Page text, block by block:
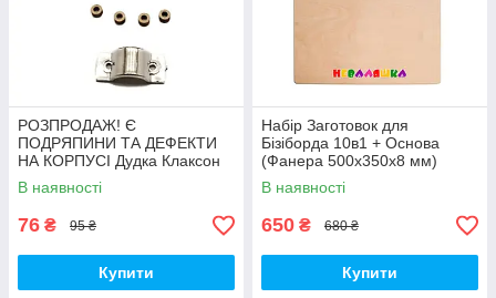
РОЗПРОДАЖ! Є
ПОДРЯПИНИ ТА ДЕФЕКТИ
НА КОРПУСІ Дудка Клаксон
для Велосипедів 14 см Фа-
Фа Пластик + Гума
В наявності
76 ₴ 95 ₴
Купити
Набір Заготовок для
Бізіборда 10в1 + Основа
(Фанера 500x350x8 мм)
Базові Деталі, Весь Комплект
- Собери Сам
В наявності
650 ₴ 680 ₴
Купити